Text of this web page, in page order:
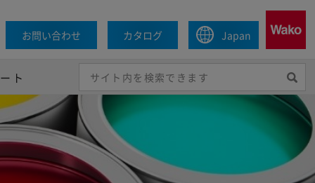
お問い合わせ カタログ Japan
ト